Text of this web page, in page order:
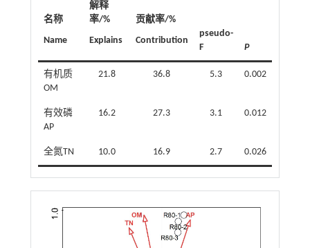
名称
Name
解释
率/%
Explains
贡献率/%
Contribution
pseudo-
F
P
有机质
OM
21.8 36.8 5.3 0.002
有效磷
AP
16.2 27.3 3.1 0.012
全氮TN 10.0 16.9 2.7 0.026